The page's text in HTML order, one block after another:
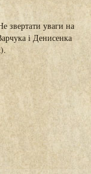
звертати уваги на
і Денисенка